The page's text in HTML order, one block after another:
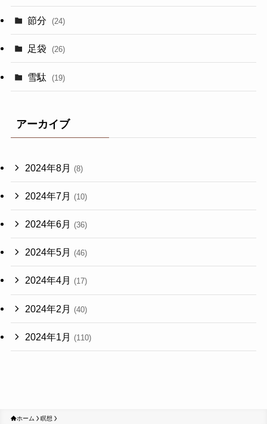
節分 (24)
足袋 (26)
雪駄 (19)
アーカイブ
2024年8月 (8)
2024年7月 (10)
2024年6月 (36)
2024年5月 (46)
2024年4月 (17)
2024年2月 (40)
2024年1月 (110)
ホーム 瞑想